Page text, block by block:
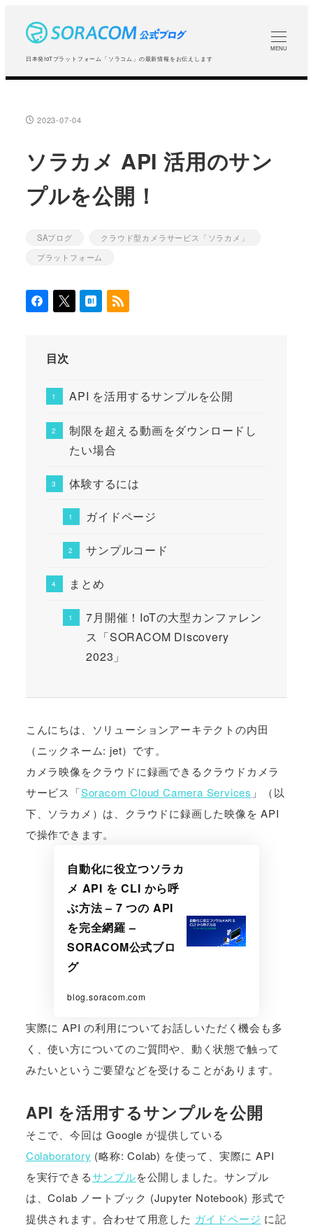
コ
日本発IoTプラットフォーム「ソラコム」の最新情報をお伝えします
MENU
投稿日
2023-07-04
ソラカメ API 活用のサン
プルを公開！
カテゴリー
SAブログ カテゴリー
クラウド型カメラサービス「ソラカメ」
カテゴリー
プラットフォーム
目次
API を活用するサンプルを公開
制限を超える動画をダウンロードし
たい場合
体験するには
ガイドページ
サンプルコード
まとめ
7月開催！IoTの大型カンファレン
ス「SORACOM Discovery
2023」
こんにちは、ソリューションアーキテクトの内田
（ニックネーム: jet）です。
カメラ映像をクラウドに録画できるクラウドカメラ
サービス「Soracom Cloud Camera Services 」（以
下、ソラカメ）は、クラウドに録画した映像を API
で操作できます。
自動化に役立つソラカ
メ API を CLI から呼
ぶ方法 – 7 つの API
を完全網羅 –
SORACOM公式ブロ
グ
blog.soracom.com
実際に API の利用についてお話しいただく機会も多
く、使い方についてのご質問や、動く状態で触って
みたいというご要望などを受けることがあります。
API を活用するサンプルを公開
そこで、今回は Google が提供している
Colaboratory (略称: Colab) を使って、実際に API
を実行できるサンプルを公開しました。サンプル
は、Colab ノートブック (Jupyter Notebook) 形式で
提供されます。合わせて用意した ガイドページ に記